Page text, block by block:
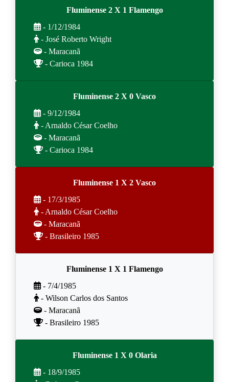
Fluminense 2 X 1 Flamengo
- 1/12/1984
- José Roberto Wright
- Maracanã
- Carioca 1984
Fluminense 2 X 0 Vasco
- 9/12/1984
- Arnaldo César Coelho
- Maracanã
- Carioca 1984
Fluminense 1 X 2 Vasco
- 17/3/1985
- Arnaldo César Coelho
- Maracanã
- Brasileiro 1985
Fluminense 1 X 1 Flamengo
- 7/4/1985
- Wilson Carlos dos Santos
- Maracanã
- Brasileiro 1985
Fluminense 1 X 0 Olaria
- 18/9/1985